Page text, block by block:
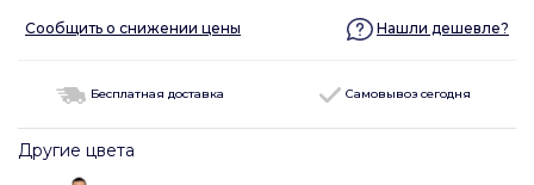
Сообщить о снижении цены Нашли дешевле?
Бесплатная доставка Самовывоз сегодня
Другие цвета